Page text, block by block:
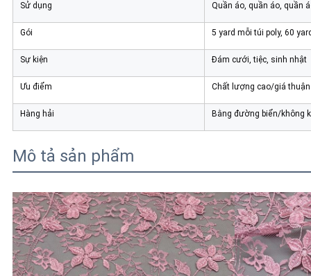
Sử dụng Quần áo, quần áo, quần
Gói 5 yard mỗi túi poly, 60
Sự kiện Đám cưới, tiệc, sinh nhật
Ưu điểm Chất lượng cao/giá
Hàng hải Bằng đường biển/không
Mô tả sản phẩm